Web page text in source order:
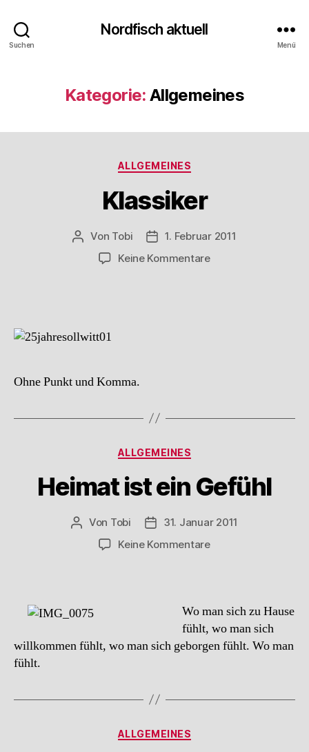
Suchen
Nordfisch aktuell
Menü
Kategorie: Allgemeines
Kategorien
ALLGEMEINES
Klassiker
Beitragsautor
Von Tobi Beitragsdatum
1. Februar 2011
Keine Kommentarezu
Ohne Punkt und Komma.
Kategorien
ALLGEMEINES
Heimat ist ein Gefühl
Beitragsautor
Von Tobi Beitragsdatum
31. Januar 2011
Keine Kommentarezu
Gefühl
Wo man sich zu Hause
fühlt, wo man sich
willkommen fühlt, wo man sich geborgen fühlt. Wo man
fühlt.
Kategorien
ALLGEMEINES